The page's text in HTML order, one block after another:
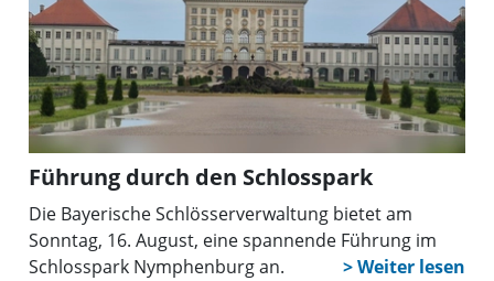
Führung durch den Schlosspark
Die Bayerische Schlösserverwaltung bietet am
Sonntag, 16. August, eine spannende Führung im
Schlosspark Nymphenburg an.